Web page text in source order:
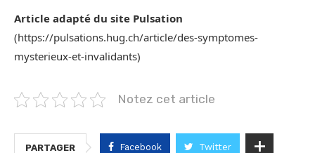
Article adapté du site Pulsation
(https://pulsations.hug.ch/article/des-symptomes-
mysterieux-et-invalidants)
Notez cet article
PARTAGER Facebook Twitter